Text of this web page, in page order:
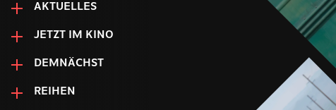
AKTUELLES
JETZT IM KINO
DEMNÄCHST
REIHEN